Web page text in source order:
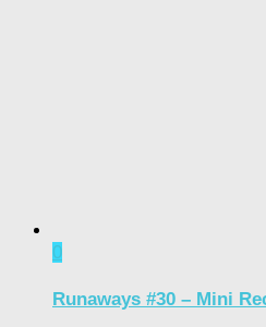
0
Runaways #30 – Mini